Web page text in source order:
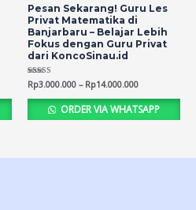
Pesan Sekarang! Guru Les
Privat Matematika di
Banjarbaru – Belajar Lebih
Fokus dengan Guru Privat
dari KoncoSinau.id
Rated
5.00
out of 5
Rp3.000.000 – Rp14.000.000
ORDER VIA WHATSAPP